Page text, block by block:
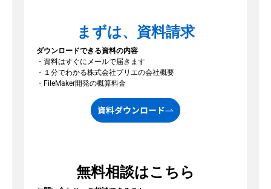
まずは、資料請求
ダウンロードできる資料の内容
・資料はすぐにメールで届きます
・１分でわかる株式会社ブリエの会社概要
・FileMaker開発の概算料金
資料ダウンロード
無料相談はこちら